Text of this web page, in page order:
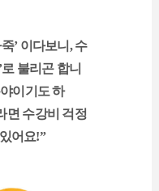
’ 이다보니, 수
불리곤 합니
이기도 하
면 수강비 걱정
어요!”